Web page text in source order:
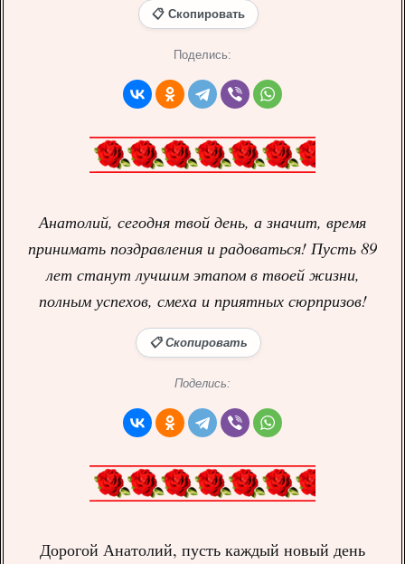
📋 Скопировать
Поделись:
Анатолий, сегодня твой день, а значит, время
принимать поздравления и радоваться! Пусть 89
лет станут лучшим этапом в твоей жизни,
полным успехов, смеха и приятных сюрпризов!
📋 Скопировать
Поделись:
Дорогой Анатолий, пусть каждый новый день